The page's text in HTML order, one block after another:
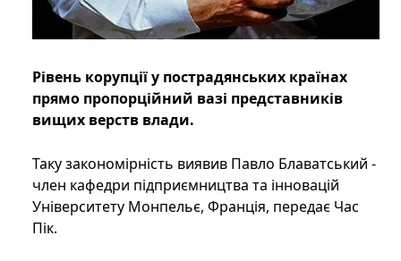
Рівень корупції у пострадянських країнах
прямо пропорційний вазі представників
вищих верств влади.
Таку закономірність виявив Павло Блаватський -
член кафедри підприємництва та інновацій
Університету Монпельє, Франція, передає Час
Пік.